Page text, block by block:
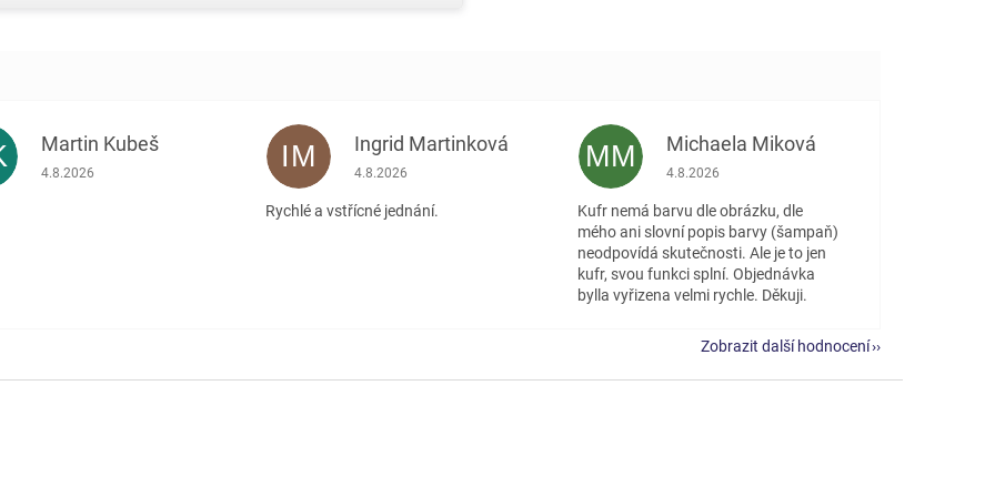
Martin Kubeš
Hodnocení obchodu je 5 z 5 hvězdiček.
4.8.2026 IM Ingrid Martinková
Hodnocení obchodu je 5 z 5 hvězdiček.
4.8.2026
Rychlé a vstřícné jednání.
MM Michaela Miková
Hodnocení obchodu je 5 z 5 hvězdiček.
4.8.2026
Kufr nemá barvu dle obrázku, dle
mého ani slovní popis barvy (šampaň)
neodpovídá skutečnosti. Ale je to jen
kufr, svou funkci splní. Objednávka
bylla vyřizena velmi rychle. Děkuji.
Zobrazit další hodnocení